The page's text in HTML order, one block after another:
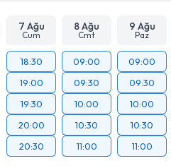
7 Ağu
Cum
8 Ağu
Cmt
9 Ağu
Paz
18:30
19:00
19:30
20:00
20:30
09:00
09:30
10:00
10:30
11:00
09:00
09:30
10:00
10:30
11:00